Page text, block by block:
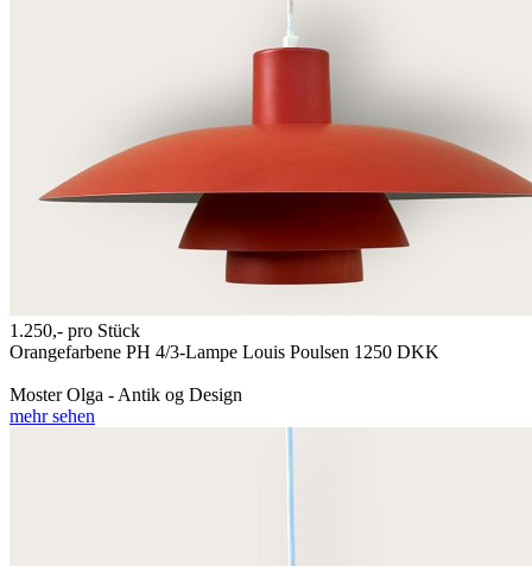
1.250,- pro Stück
Orangefarbene PH 4/3-Lampe Louis Poulsen 1250 DKK
Moster Olga - Antik og Design
mehr sehen